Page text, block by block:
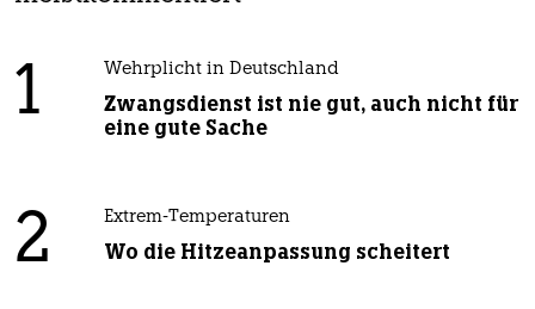
1 Wehrplicht in Deutschland
Zwangsdienst ist nie gut, auch nicht für
eine gute Sache
2 Extrem-Temperaturen
Wo die Hitzeanpassung scheitert